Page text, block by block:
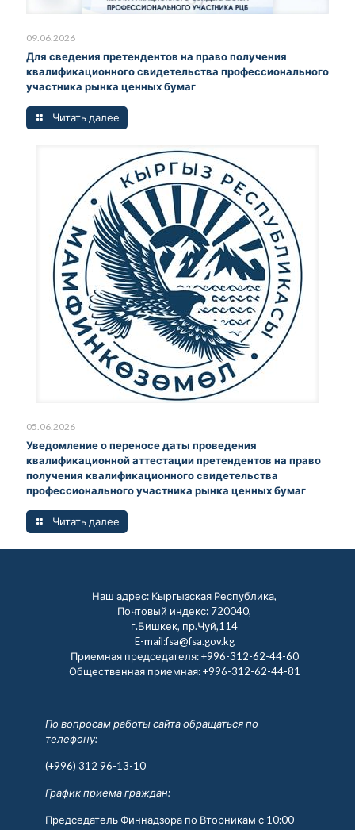
09.06.2026
Для сведения претендентов на право получения
квалификационного свидетельства профессионального
участника рынка ценных бумаг
Читать далее
05.06.2026
Уведомление о переносе даты проведения
квалификационной аттестации претендентов на право
получения квалификационного свидетельства
профессионального участника рынка ценных бумаг
Читать далее
Наш адрес: Кыргызская Республика,
Почтовый индекс: 720040,
г.Бишкек, пр.Чуй,114
E-mail:fsa@fsa.gov.kg
Приемная председателя:+996-312-62-44-60
Общественная приемная:+996-312-62-44-81
По вопросам работы сайта обращаться по
телефону:
(+996) 312 96-13-10
График приема граждан:
Председатель Финнадзора по Вторникам с 10:00 -